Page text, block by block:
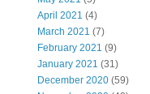
April 2021 (4)
March 2021 (7)
February 2021 (9)
January 2021 (31)
December 2020 (59)